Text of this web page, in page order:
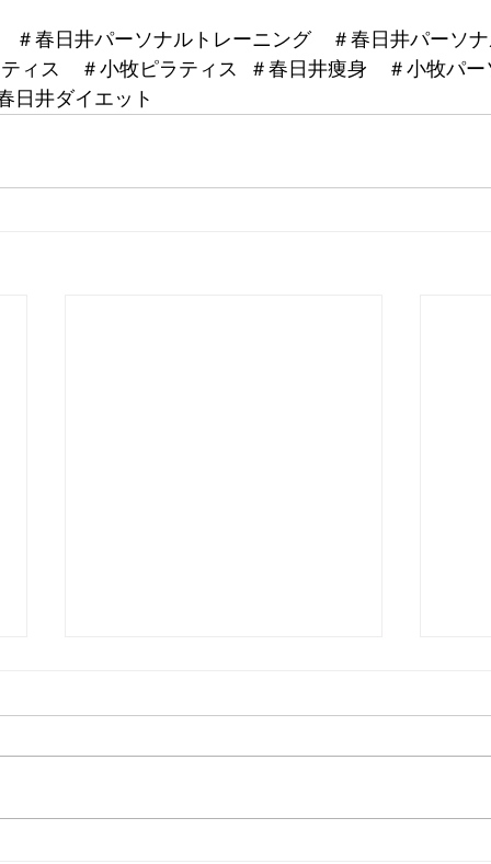
＃春日井パーソナルトレーニング　＃春日井パーソ
ィス　＃小牧ピラティス  ＃春日井痩身　＃小牧パ
日井ダイエット